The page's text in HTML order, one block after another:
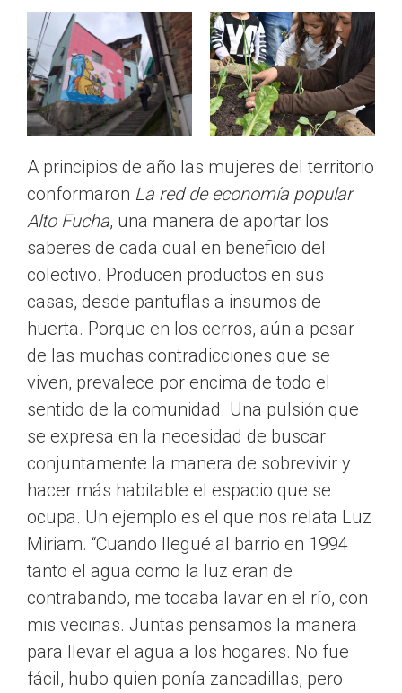
A principios de año las mujeres del territorio
conformaron La red de economía popular
Alto Fucha, una manera de aportar los
saberes de cada cual en beneficio del
colectivo. Producen productos en sus
casas, desde pantuflas a insumos de
huerta. Porque en los cerros, aún a pesar
de las muchas contradicciones que se
viven, prevalece por encima de todo el
sentido de la comunidad. Una pulsión que
se expresa en la necesidad de buscar
conjuntamente la manera de sobrevivir y
hacer más habitable el espacio que se
ocupa. Un ejemplo es el que nos relata Luz
Miriam. “Cuando llegué al barrio en 1994
tanto el agua como la luz eran de
contrabando, me tocaba lavar en el río, con
mis vecinas. Juntas pensamos la manera
para llevar el agua a los hogares. No fue
fácil, hubo quien ponía zancadillas, pero